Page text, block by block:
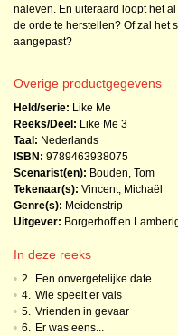
naleven. En uiteraard loopt het
de orde te herstellen? Of zal het
aangepast?
Overige productgegevens
Held/serie: Like Me
Reeks/Deel: Like Me 3
Taal: Nederlands
ISBN: 9789463938075
Scenarist(en): Bouden, Tom
Tekenaar(s): Vincent, Michaël
Genre(s): Meidenstrip
Uitgever: Borgerhoff en
In deze reeks
• 2. Een onvergetelijke date
• 4. Wie speelt er vals
• 5. Vrienden in gevaar
• 6. Er was eens...